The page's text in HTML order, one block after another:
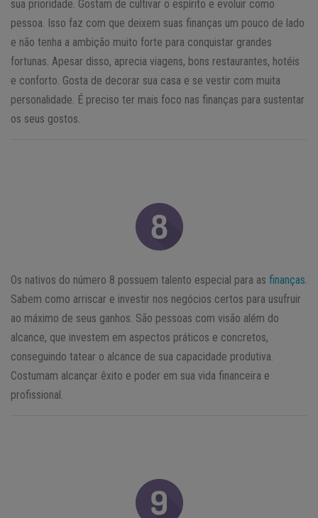
sua prioridade. Gostam de cultivar o espírito e evoluir como
pessoa. Isso faz com que deixem suas finanças um pouco de lado
e não tenha a ambição muito forte para conquistar grandes
fortunas. Apesar disso, aprecia viagens, bons restaurantes, hotéis
e conforto. Gosta de decorar sua casa e se vestir com muita
personalidade. É preciso ter mais foco nas finanças para sustentar
os seus gostos.
Os nativos do número 8 possuem talento especial para as finanças.
Sabem como arriscar e investir nos negócios certos para usufruir
ao máximo de seus ganhos. São pessoas com visão além do
alcance, que investem em aspectos práticos e concretos,
conseguindo tatear o alcance de sua capacidade produtiva.
Costumam alcançar êxito e poder em sua vida financeira e
profissional.